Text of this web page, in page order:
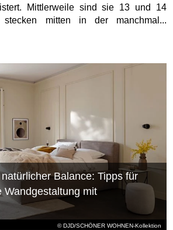
Mittlerweile sind sie 13 und 14
mitten in der manchmal...
© DJD/SCHÖNER WOHNEN-Kollektion
Balance: Tipps für
Wandgestaltung mit